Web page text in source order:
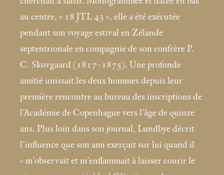
au centre, « 18 JTL 43 », elle a été exécutée
pendant son voyage estival en Zélande
septentrionale en compagnie de son confrère P.
C. Skovgaard (1817–1875). Une profonde
amitié unissait les deux hommes depuis leur
première rencontre au bureau des inscriptions de
l’Académie de Copenhague vers l’âge de quinze
ans. Plus loin dans son journal, Lundbye décrit
l’influence que son ami exerçait sur lui quand il
« m’observait et m’enflammait à laisser courir le